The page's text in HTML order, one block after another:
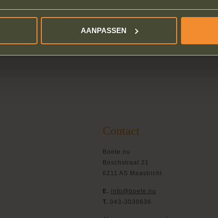
AANPASSEN
geen onrechtmatige bekeuringen bekend, omdat het
los liet lopen? Laat dan nu je boeteaanvechten
Contact
Boete.nu
Boschstraat 21
6211 AS Maastricht
E. info@boete.nu
T. 043-3030636